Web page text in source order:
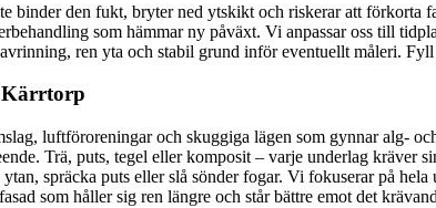
binder den fukt, bryter ned ytskikt och riskerar att förkorta
som hämmar ny påväxt. Vi anpassar oss till
ren yta och stabil grund inför eventuellt måleri.
Kärrtorp
luftföroreningar och skuggiga lägen som gynnar alg-
Trä, puts, tegel eller komposit – varje underlag kräver
spräcka puts eller slå sönder fogar. Vi fokuserar på
som håller sig ren längre och står bättre emot det